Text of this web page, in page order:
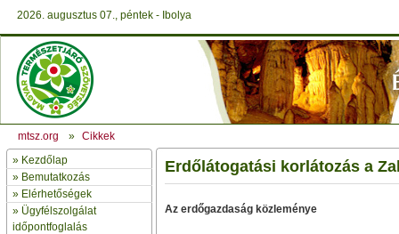
2026. augusztus 07., péntek - Ibolya
mtsz.org » Cikkek
» Kezdőlap
» Bemutatkozás
» Elérhetőségek
» Ügyfélszolgálat
időpontfoglalás
Erdőlátogatási korlátozás a
Az erdőgazdaság közleménye